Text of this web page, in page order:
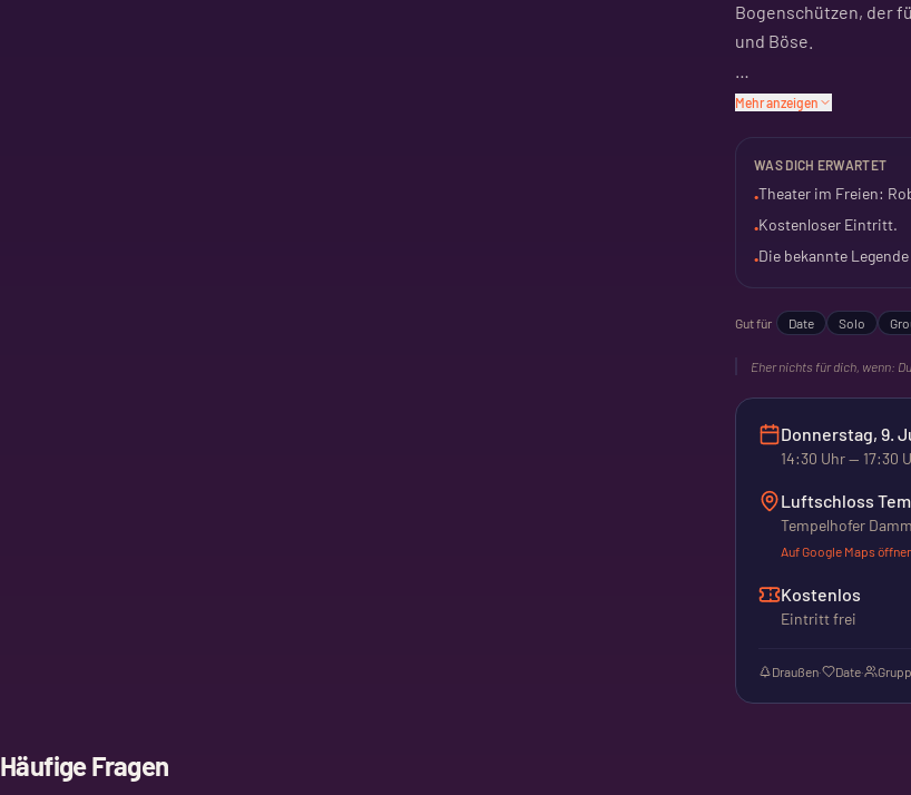
Bogenschützen, der
und Böse.
Die Legende wird als
Umsonst und
packendem Stoff. Ein
Mehr anzeigen
WAS DICH ERWARTET
•Theater im Freien:
•Kostenloser Eintritt.
•Die bekannte
Gut für Date Solo
Eher nichts für dich, wenn:
Donnerstag, 9.
14:30 Uhr— 17:30
Luftschloss
Tempelhofer
Auf Google Maps
Kostenlos
Eintritt frei
Draußen· Date·
Häufige Fragen